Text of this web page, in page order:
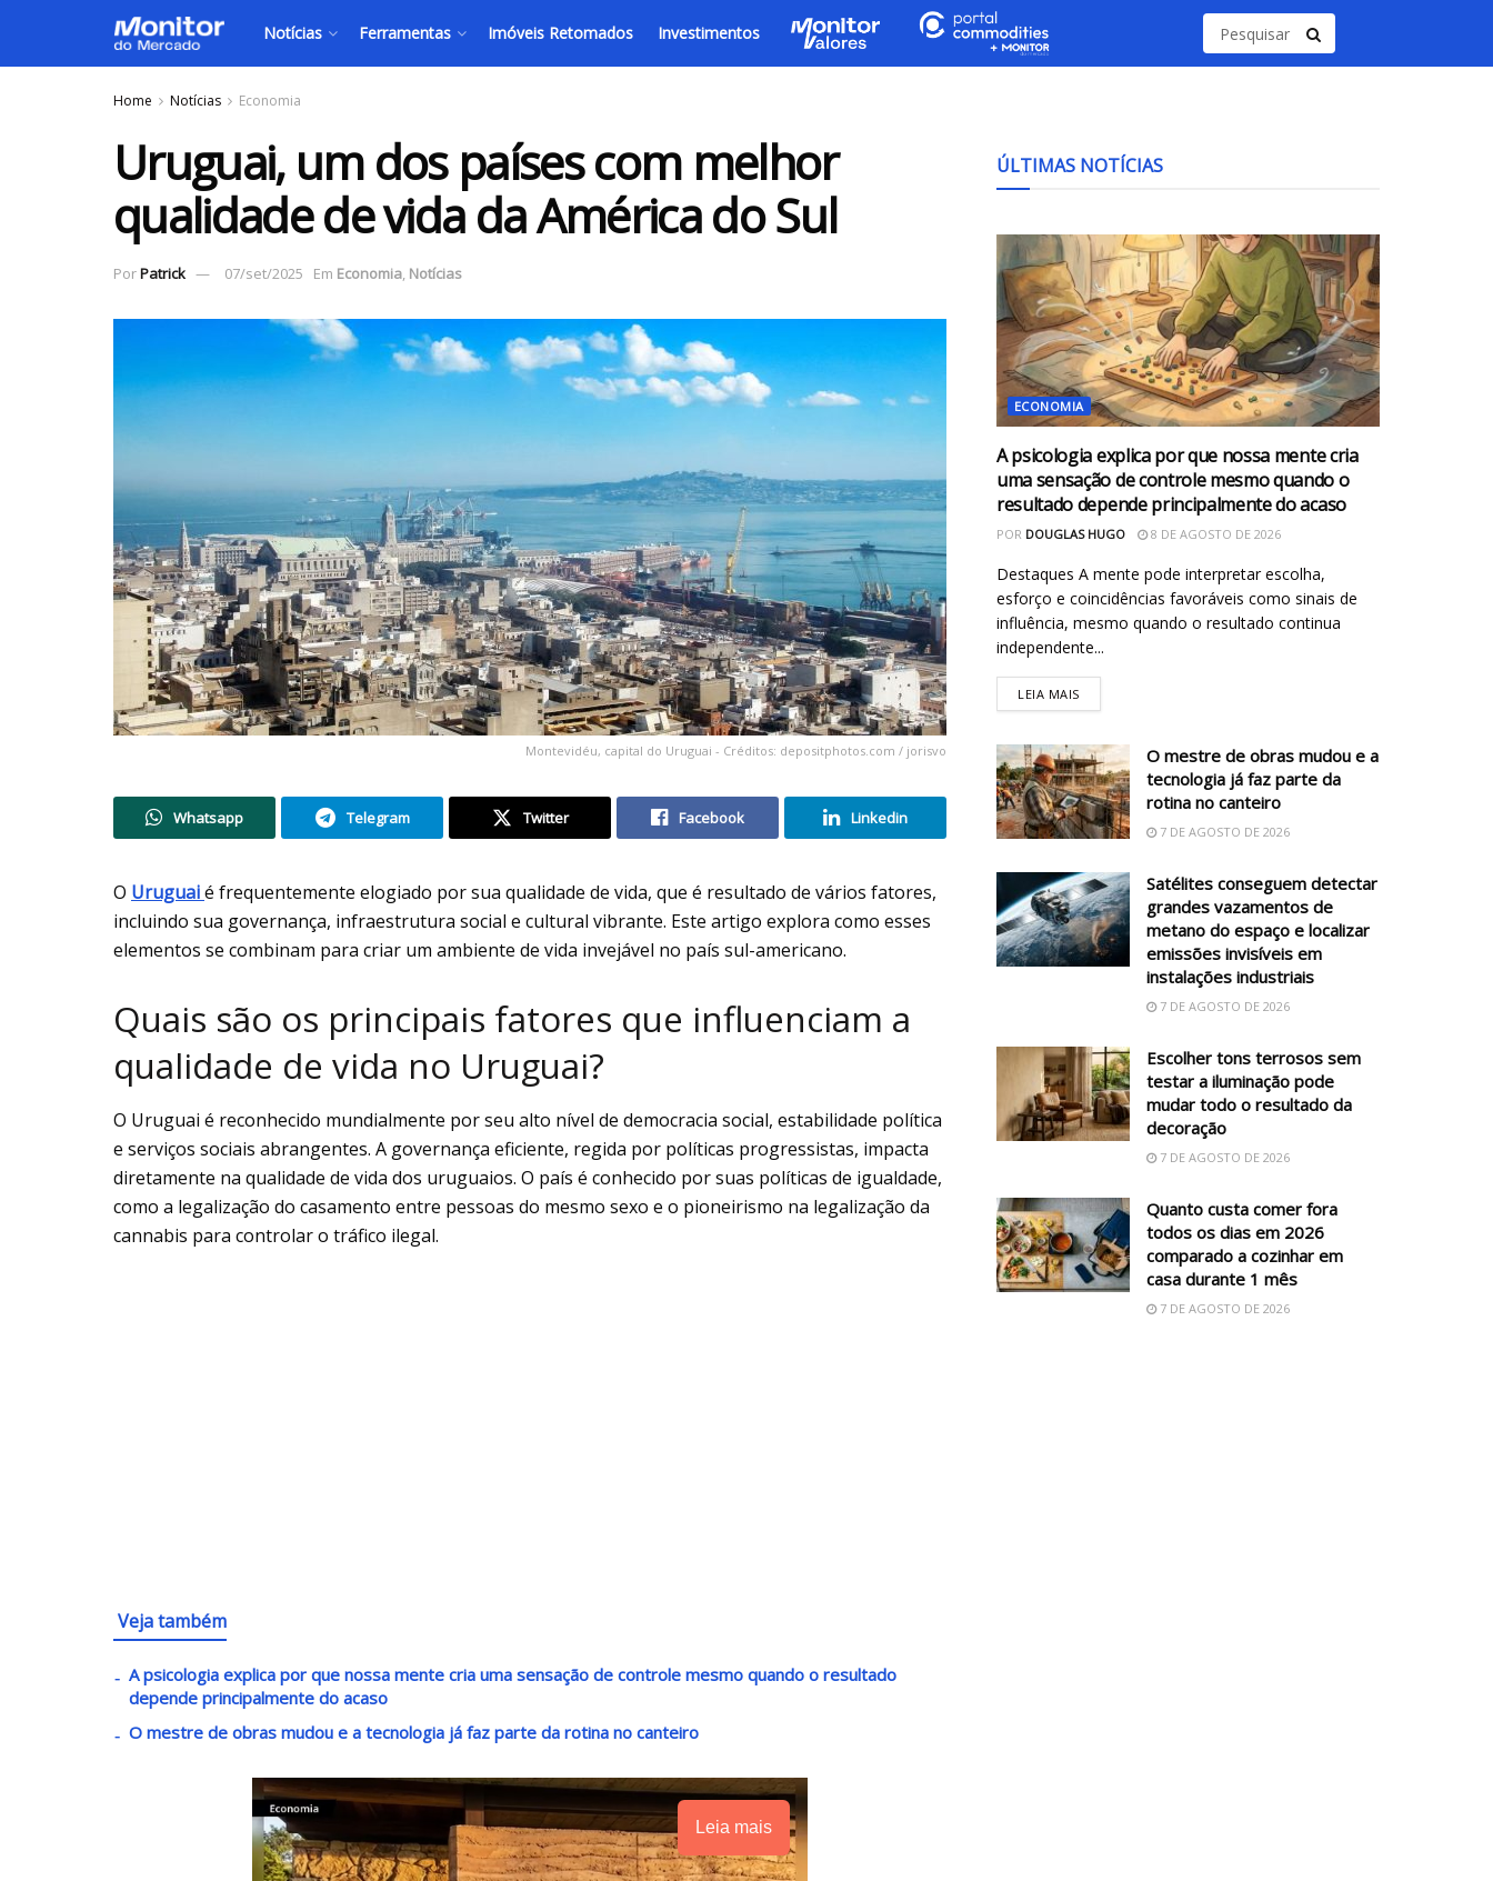
Notícias Ferramentas Imóveis Retomados Investimentos
Home Notícias Economia
Uruguai, um dos países com melhor
qualidade de vida da América do Sul
PorPatrick 07/set/2025 Em Economia, Notícias
Montevidéu, capital do Uruguai - Créditos: depositphotos.com / jorisvo
Whatsapp Telegram Twitter Facebook Linkedin
O Uruguaié frequentemente elogiado por sua qualidade de vida, que é resultado de vários fatores,
incluindo sua governança, infraestrutura social e cultural vibrante. Este artigo explora como esses
elementos se combinam para criar um ambiente de vida invejável no país sul-americano.
Quais são os principais fatores que influenciam a
qualidade de vida no Uruguai?
O Uruguai é reconhecido mundialmente por seu alto nível de democracia social, estabilidade política
e serviços sociais abrangentes. A governança eficiente, regida por políticas progressistas, impacta
diretamente na qualidade de vida dos uruguaios. O país é conhecido por suas políticas de igualdade,
como a legalização do casamento entre pessoas do mesmo sexo e o pioneirismo na legalização da
cannabis para controlar o tráfico ilegal.
Veja também
A psicologia explica por que nossa mente cria uma sensação de controle mesmo quando o resultado
depende principalmente do acaso
O mestre de obras mudou e a tecnologia já faz parte da rotina no canteiro
Leia mais
ÚLTIMAS NOTÍCIAS
ECONOMIA
A psicologia explica por que nossa mente cria
uma sensação de controle mesmo quando o
resultado depende principalmente do acaso
POR DOUGLAS HUGO 8 DE AGOSTO DE 2026
Destaques A mente pode interpretar escolha,
esforço e coincidências favoráveis como sinais de
influência, mesmo quando o resultado continua
independente...
LEIA MAIS
O mestre de obras mudou e a
tecnologia já faz parte da
rotina no canteiro
7 DE AGOSTO DE 2026
Satélites conseguem detectar
grandes vazamentos de
metano do espaço e localizar
emissões invisíveis em
instalações industriais
7 DE AGOSTO DE 2026
Escolher tons terrosos sem
testar a iluminação pode
mudar todo o resultado da
decoração
7 DE AGOSTO DE 2026
Quanto custa comer fora
todos os dias em 2026
comparado a cozinhar em
casa durante 1 mês
7 DE AGOSTO DE 2026